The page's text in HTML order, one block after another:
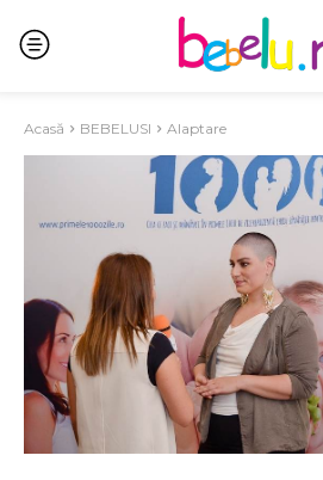
Acasă BEBELUSI Alaptare